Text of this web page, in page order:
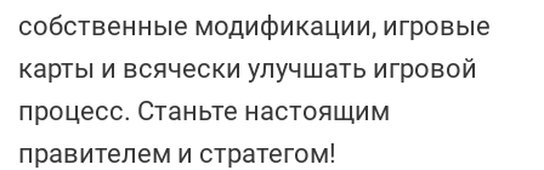
собственные модификации, игровые
карты и всячески улучшать игровой
процесс. Станьте настоящим
правителем и стратегом!